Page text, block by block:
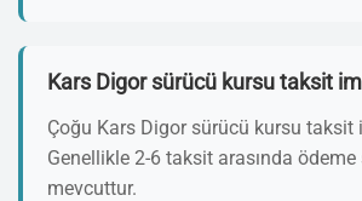
Kars Digor sürücü kursu taksit
Çoğu Kars Digor sürücü kursu taksit
Genellikle 2-6 taksit arasında ödeme
mevcuttur.